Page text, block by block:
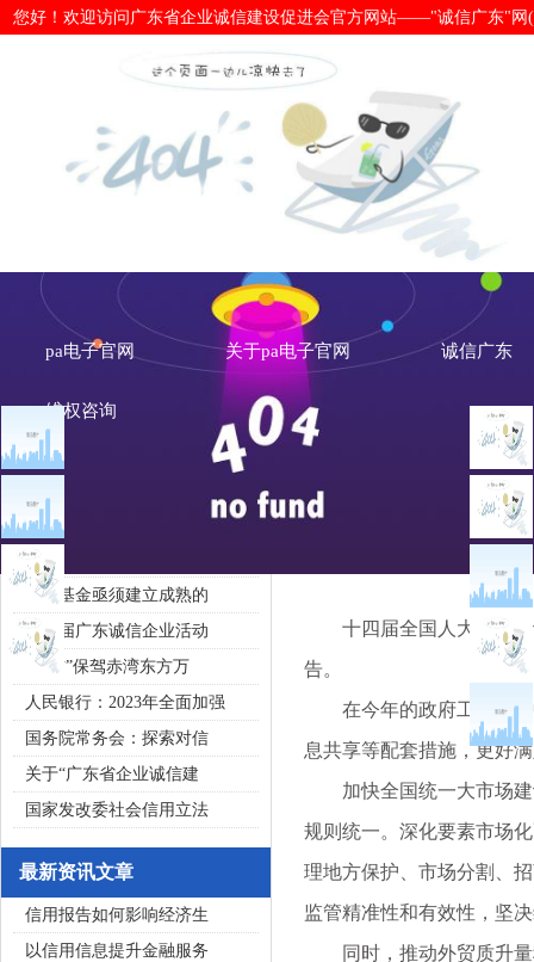
您好！欢迎访问广东省企业诚信建设促进会官方网站——"诚信广东"网
政府工作报告：着力推动社会信用
子官网
pa电子官网 关于pa电子官网 诚信广东
维权咨询
文章点击排行
重大突发公共卫生事件一
2020广东省守合同重信用企
私募基金亟须建立成熟的
第五届广东诚信企业活动
“诚信”保驾赤湾东方万
人民银行：2023年全面加强
国务院常务会：探索对信
关于“广东省企业诚信建
国家发改委社会信用立法
最新资讯文章
信用报告如何影响经济生
以信用信息提升金融服务
诚信新闻
十四届全国人大二次会
告。
在今年的政府工作报告
息共享等配套措施，更好
加快全国统一大市场建
规则统一。深化要素市场
理地方保护、市场分割、
监管精准性和有效性，坚
同时，推动外贸质升量